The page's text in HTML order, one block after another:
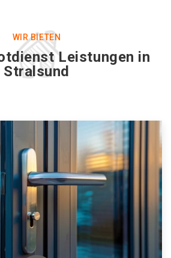
WIR BIETEN
Leistungen in
Stralsund